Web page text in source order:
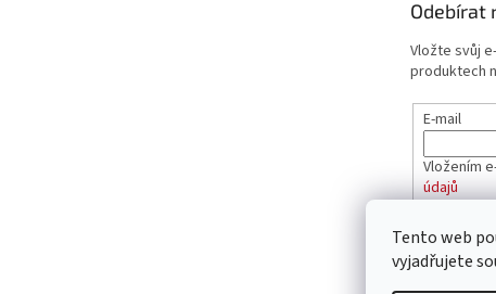
Tento web
vyjadřujete
Odebírat
Vložte svůj
produktech
E-mail
Vložením
údajů